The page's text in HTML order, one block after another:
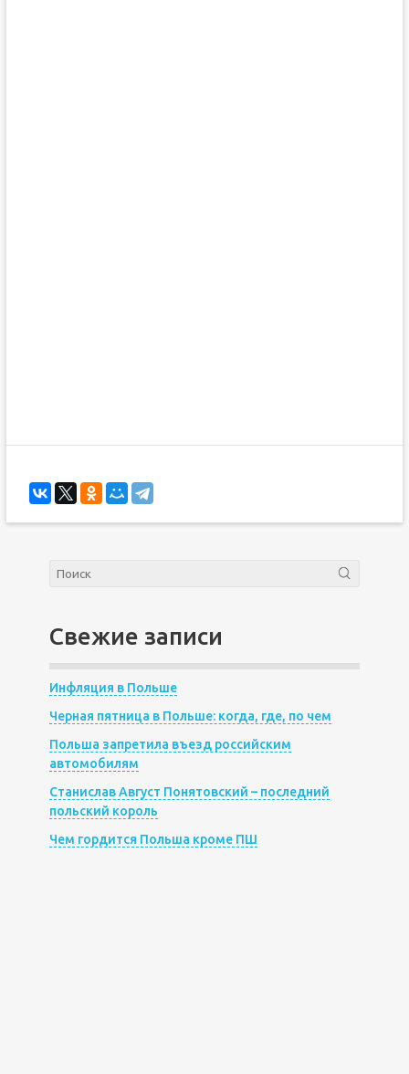
Свежие записи
Инфляция в Польше
Черная пятница в Польше: когда, где, по чем
Польша запретила въезд российским
автомобилям
Станислав Август Понятовский – последний
польский король
Чем гордится Польша кроме ПШ